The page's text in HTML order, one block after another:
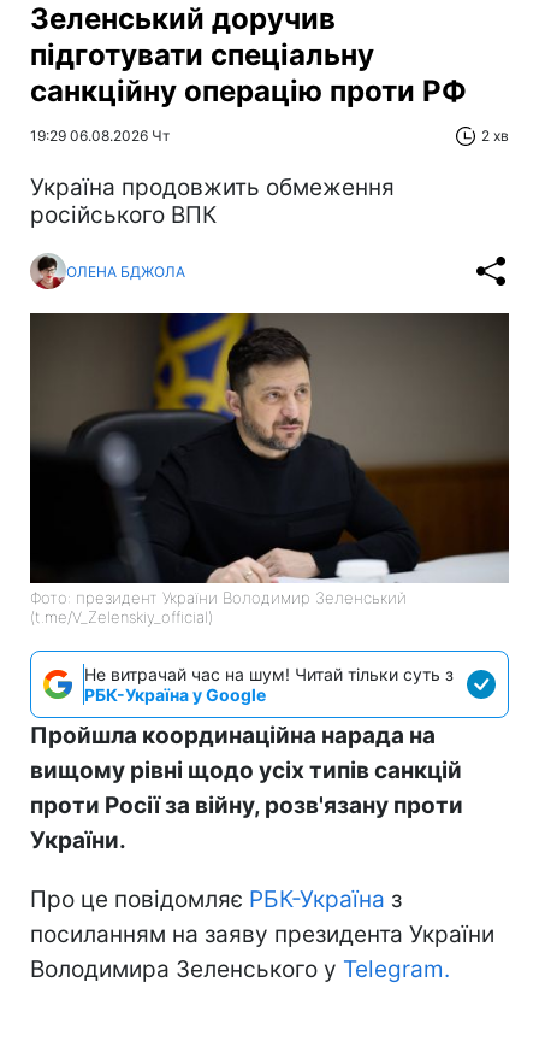
Зеленський доручив
підготувати спеціальну
санкційну операцію проти РФ
19:29 06.08.2026 Чт 2 хв
Україна продовжить обмеження
російського ВПК
ОЛЕНА БДЖОЛА
Фото: президент України Володимир Зеленський
(t.me/V_Zelenskiy_official)
Не витрачай час на шум! Читай тільки суть з
РБК-Україна у Google
Пройшла координаційна нарада на
вищому рівні щодо усіх типів санкцій
проти Росії за війну, розв'язану проти
України.
Про це повідомляє РБК-Україна з
посиланням на заяву президента України
Володимира Зеленського у Telegram.